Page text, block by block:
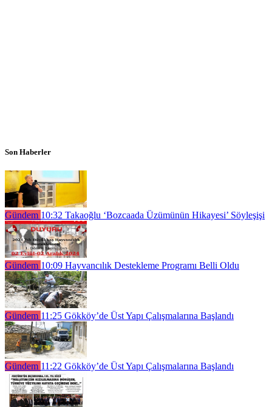
Son Haberler
Gündem 10:32 Takaoğlu ‘Bozcaada Üzümünün Hikayesi’ Söyleşişi
Gündem 10:09 Hayvancılık Destekleme Programı Belli Oldu
Gündem 11:25 Gökköy’de Üst Yapı Çalışmalarına Başlandı
Gündem 11:22 Gökköy’de Üst Yapı Çalışmalarına Başlandı